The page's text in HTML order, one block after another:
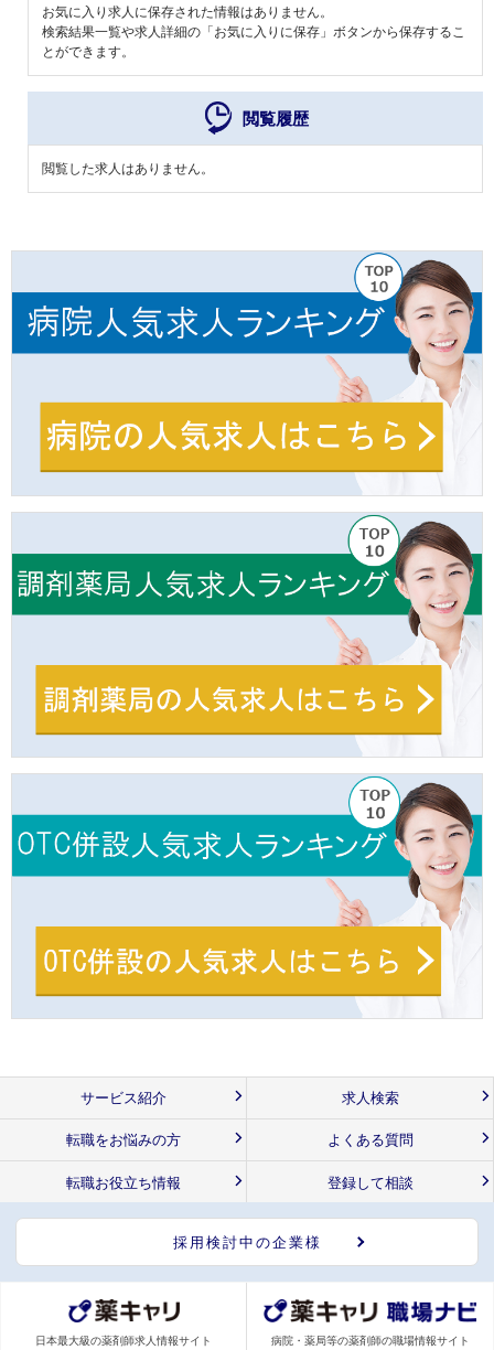
お気に入り求人に保存された情報はありません。
検索結果一覧や求人詳細の「お気に入りに保存」ボタンから保存するこ
とができます。
閲覧履歴
閲覧した求人はありません。
サービス紹介 求人検索
転職をお悩みの方 よくある質問
転職お役立ち情報 登録して相談
採用検討中の企業様
日本最大級の薬剤師求人情報サイト 病院・薬局等の薬剤師の職場情報サイト